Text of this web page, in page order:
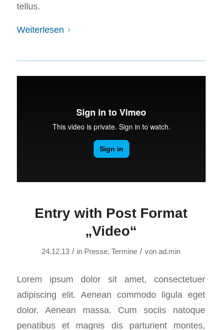
tellus.
Weiterlesen
Entry with Post Format
„Video“
24.12.13 / in Presse, Termine / von ad.min
Lorem ipsum dolor sit amet, consectetuer
adipiscing elit. Aenean commodo ligula eget
dolor. Aenean massa. Cum sociis natoque
penatibus et magnis dis parturient montes,